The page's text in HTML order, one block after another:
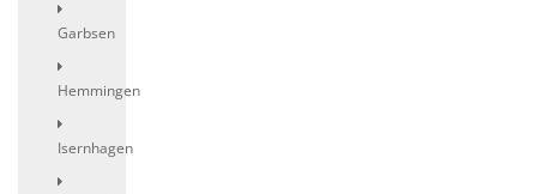
Garbsen
Hemmingen
Isernhagen